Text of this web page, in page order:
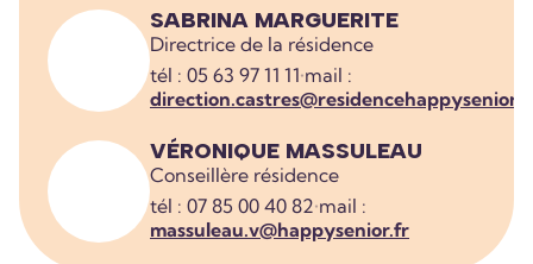
SABRINA MARGUERITE
Directrice de la résidence
tél : 05 63 97 11 11•mail :
VÉRONIQUE MASSULEAU
Conseillère résidence
tél : 07 85 00 40 82•mail :
massuleau.v@happysenior.fr